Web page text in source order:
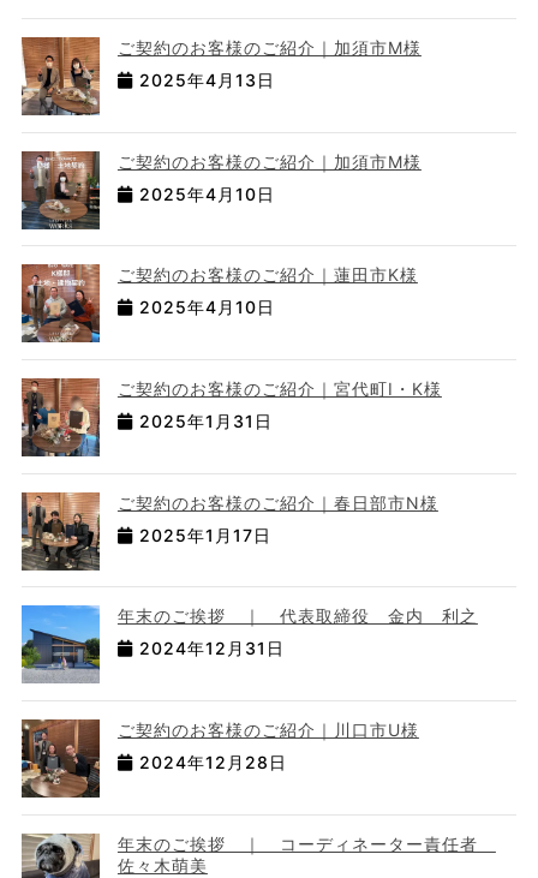
ご契約のお客様のご紹介｜加須市M様
2025年4月13日
ご契約のお客様のご紹介｜加須市M様
2025年4月10日
ご契約のお客様のご紹介｜蓮田市K様
2025年4月10日
ご契約のお客様のご紹介｜宮代町I・K様
2025年1月31日
ご契約のお客様のご紹介｜春日部市N様
2025年1月17日
年末のご挨拶 ｜ 代表取締役 金内 利之
2024年12月31日
ご契約のお客様のご紹介｜川口市U様
2024年12月28日
年末のご挨拶 ｜ コーディネーター責任者
佐々木萌美